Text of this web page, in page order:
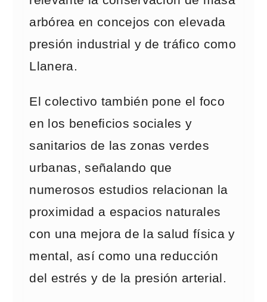
arbórea en concejos con elevada
presión industrial y de tráfico como
Llanera.
El colectivo también pone el foco
en los beneficios sociales y
sanitarios de las zonas verdes
urbanas, señalando que
numerosos estudios relacionan la
proximidad a espacios naturales
con una mejora de la salud física y
mental, así como una reducción
del estrés y de la presión arterial.